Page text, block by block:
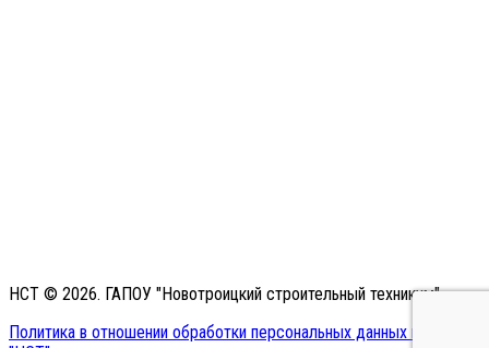
НСТ © 2026. ГАПОУ "Новотроицкий строительный техникум"
Политика в отношении обработки персональных данных в ГАПОУ